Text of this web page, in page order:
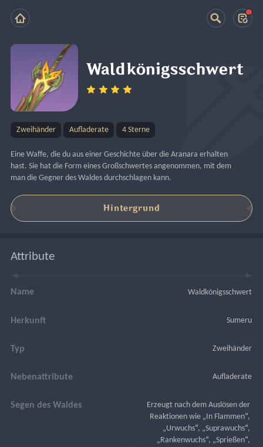
Waldkönigsschwert
Zweihänder Aufladerate 4 Sterne
Eine Waffe, die du aus einer Geschichte über die Aranara erhalten
hast. Sie hat die Form eines Großschwertes angenommen, mit dem
man die Gegner des Waldes durchschlagen kann.
Hintergrund
Attribute
Name Waldkönigsschwert
Herkunft Sumeru
Typ Zweihänder
Nebenattribute Aufladerate
Segen des Waldes
Erzeugt nach dem Auslösen der
Reaktionen wie „In Flammen“,
„Urwuchs“, „Suprawuchs“,
„Rankenwuchs“, „Sprießen“,